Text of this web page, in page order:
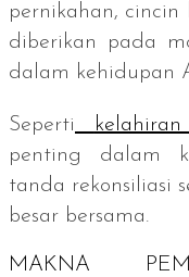
pernikahan, cincin
diberikan pada
dalam kehidupan
Seperti
penting dalam
tanda rekonsiliasi
besar bersama.
MAKNA